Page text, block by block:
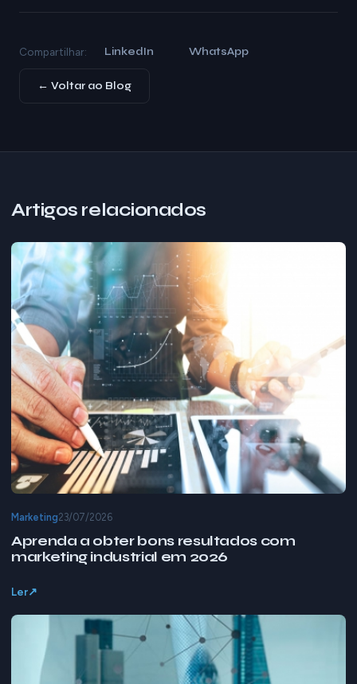
Compartilhar: LinkedIn WhatsApp
← Voltar ao Blog
Artigos relacionados
Marketing23/07/2026
Aprenda a obter bons resultados com
marketing industrial em 2026
Ler